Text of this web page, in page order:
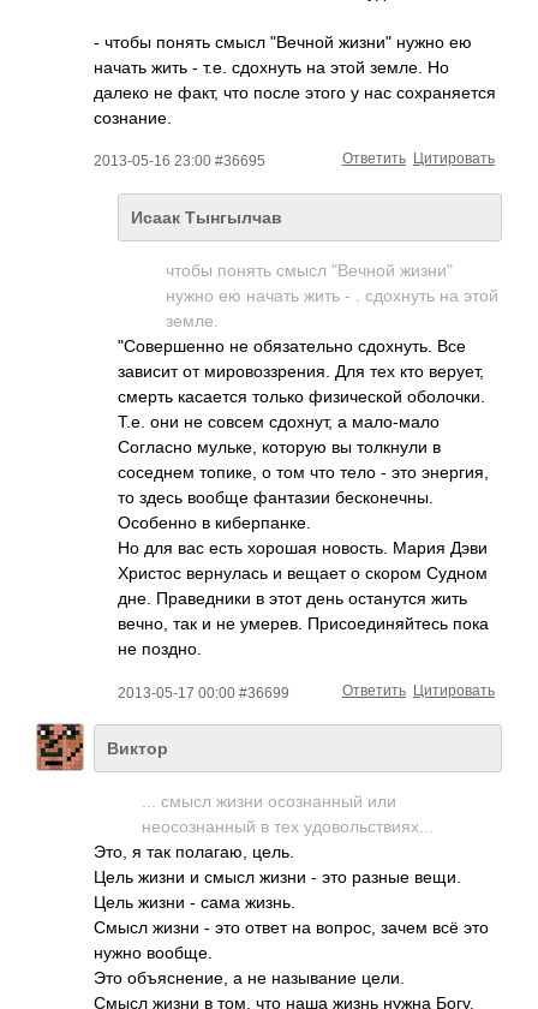
- чтобы понять смысл "Вечной жизни" нужно ею
начать жить - т.е. сдохнуть на этой земле. Но
далеко не факт, что после этого у нас сохраняется
сознание.
2013-05-16 23:00 #36695 Цитировать
Ответить
Исаак Тынгылчав
чтобы понять смысл "Вечной жизни"
нужно ею начать жить - . сдохнуть на этой
земле.
"Совершенно не обязательно сдохнуть. Все
зависит от мировоззрения. Для тех кто верует,
смерть касается только физической оболочки.
Т.е. они не совсем сдохнут, а мало-мало
Согласно мульке, которую вы толкнули в
соседнем топике, о том что тело - это энергия,
то здесь вообще фантазии бесконечны.
Особенно в киберпанке.
Но для вас есть хорошая новость. Мария Дэви
Христос вернулась и вещает о скором Судном
дне. Праведники в этот день останутся жить
вечно, так и не умерев. Присоединяйтесь пока
не поздно.
2013-05-17 00:00 #36699 Цитировать
Ответить
Виктор
... смысл жизни осознанный или
неосознанный в тех удовольствиях...
Это, я так полагаю, цель.
Цель жизни и смысл жизни - это разные вещи.
Цель жизни - сама жизнь.
Смысл жизни - это ответ на вопрос, зачем всё это
нужно вообще.
Это объяснение, а не называние цели.
Смысл жизни в том, что наша жизнь нужна Богу.